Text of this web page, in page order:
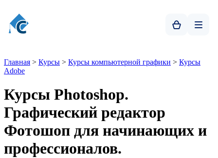
Главная > Курсы > Курсы компьютерной графики > Курсы
Adobe
Курсы Photoshop.
Графический редактор
Фотошоп для начинающих и
профессионалов.